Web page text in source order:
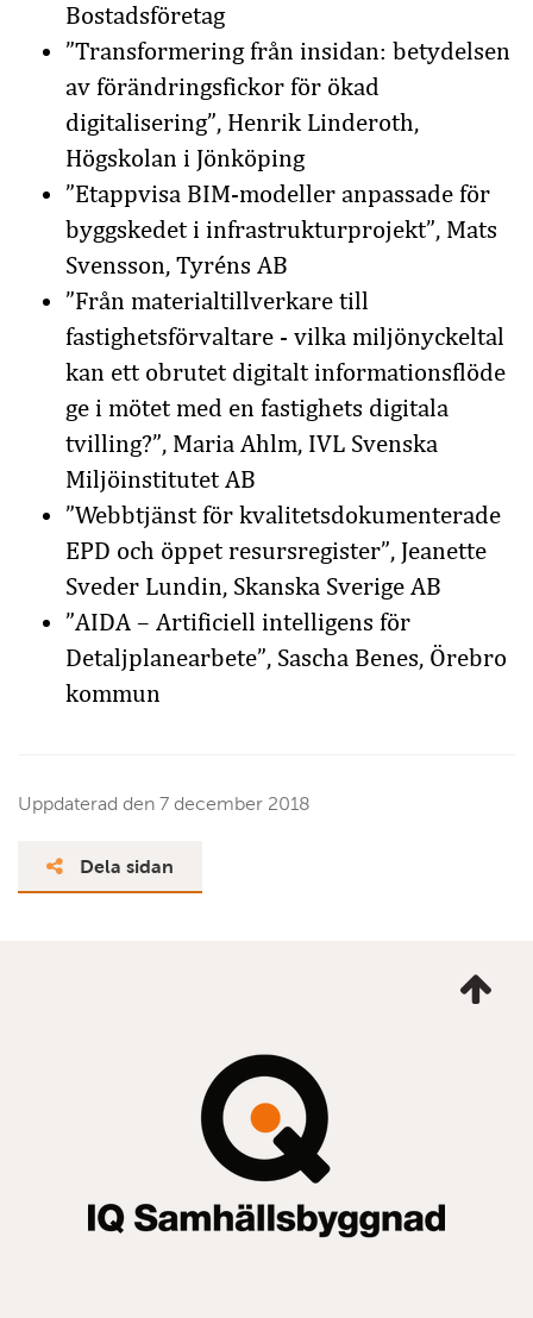
Bostadsföretag
”Transformering från insidan: betydelsen
av förändringsfickor för ökad
digitalisering”, Henrik Linderoth,
Högskolan i Jönköping
”Etappvisa BIM-modeller anpassade för
byggskedet i infrastrukturprojekt”, Mats
Svensson, Tyréns AB
”Från materialtillverkare till
fastighetsförvaltare - vilka miljönyckeltal
kan ett obrutet digitalt informationsflöde
ge i mötet med en fastighets digitala
tvilling?”, Maria Ahlm, IVL Svenska
Miljöinstitutet AB
”Webbtjänst för kvalitetsdokumenterade
EPD och öppet resursregister”, Jeanette
Sveder Lundin, Skanska Sverige AB
”AIDA – Artificiell intelligens för
Detaljplanearbete”, Sascha Benes, Örebro
kommun
Uppdaterad den 7 december 2018
Dela sidan
mig